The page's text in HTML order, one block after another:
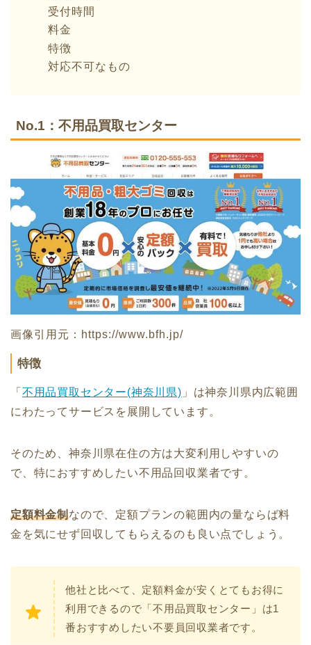
受付時間
料金
特徴
対応不可なもの
No.1：不用品買取センター
画像引用元：https://www.bfh.jp/
特徴
「 不用品買取センター(神奈川県) 」は神奈川県内広範囲
にわたってサービスを展開しています。
そのため、神奈川県在住の方は大変利用しやすいの
で、特におすすめしたい不用品回収業者です。
定額料金制なので、定額プランの範囲内の量ならば料
金を気にせず回収してもらえるのも良い点でしょう。
他社と比べて、定額料金が安くとてもお得に
利用できるので「不用品買取センター」は1
番おすすめしたい不要員回収業者です。